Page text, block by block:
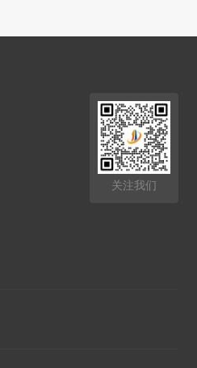
关注我们